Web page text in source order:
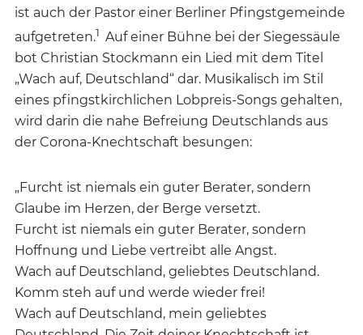
ist auch der Pastor einer Berliner Pfingstgemeinde
aufgetreten.1 Auf einer Bühne bei der Siegessäule
bot Christian Stockmann ein Lied mit dem Titel
„Wach auf, Deutschland“ dar. Musikalisch im Stil
eines pfingstkirchlichen Lobpreis-Songs gehalten,
wird darin die nahe Befreiung Deutschlands aus
der Corona-Knechtschaft besungen:
„Furcht ist niemals ein guter Berater, sondern
Glaube im Herzen, der Berge versetzt.
Furcht ist niemals ein guter Berater, sondern
Hoffnung und Liebe vertreibt alle Angst.
Wach auf Deutschland, geliebtes Deutschland.
Komm steh auf und werde wieder frei!
Wach auf Deutschland, mein geliebtes